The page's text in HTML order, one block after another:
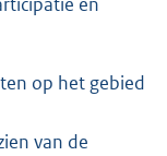
op het gebied
van de